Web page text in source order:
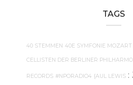
TAGS
40 STEMMEN 40E SYMFONIE MOZART
CELLISTEN DER BERLINER
RECORDS #NPORADIO4 {AUL LEWIS :